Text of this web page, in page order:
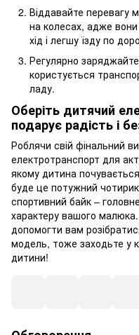
Віддавайте перевагу
на колесах, адже
хід і легшу їзду по
Регулярно
користується
ладу.
Оберіть дитячий
подарує радість і
Роблячи свій фінальний
електротранспорт для
якому дитина
буде це потужний
спортивний байк –
характеру вашого
допомогти вам
модель, тоже заходьте у
дитини!